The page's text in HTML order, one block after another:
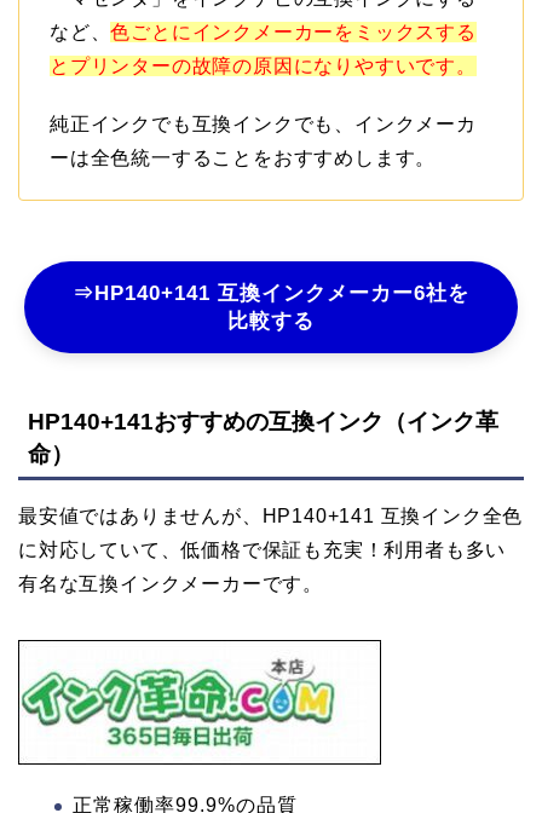
など、色ごとにインクメーカーをミックスする
とプリンターの故障の原因になりやすいです。
純正インクでも互換インクでも、インクメーカ
ーは全色統一することをおすすめします。
⇒HP140+141 互換インクメーカー6社を
比較する
HP140+141おすすめの互換インク（インク革
命）
最安値ではありませんが、HP140+141 互換インク全色
に対応していて、低価格で保証も充実！利用者も多い
有名な互換インクメーカーです。
正常稼働率99.9%の品質